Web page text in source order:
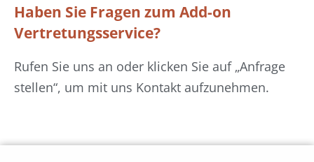
Haben Sie Fragen zum Add-on
Vertretungsservice?
Rufen Sie uns an oder klicken Sie auf „Anfrage
stellen“, um mit uns Kontakt aufzunehmen.